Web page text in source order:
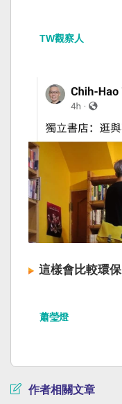
TW觀察人
這樣會比較環保
蕭瑩燈
作者相關文章